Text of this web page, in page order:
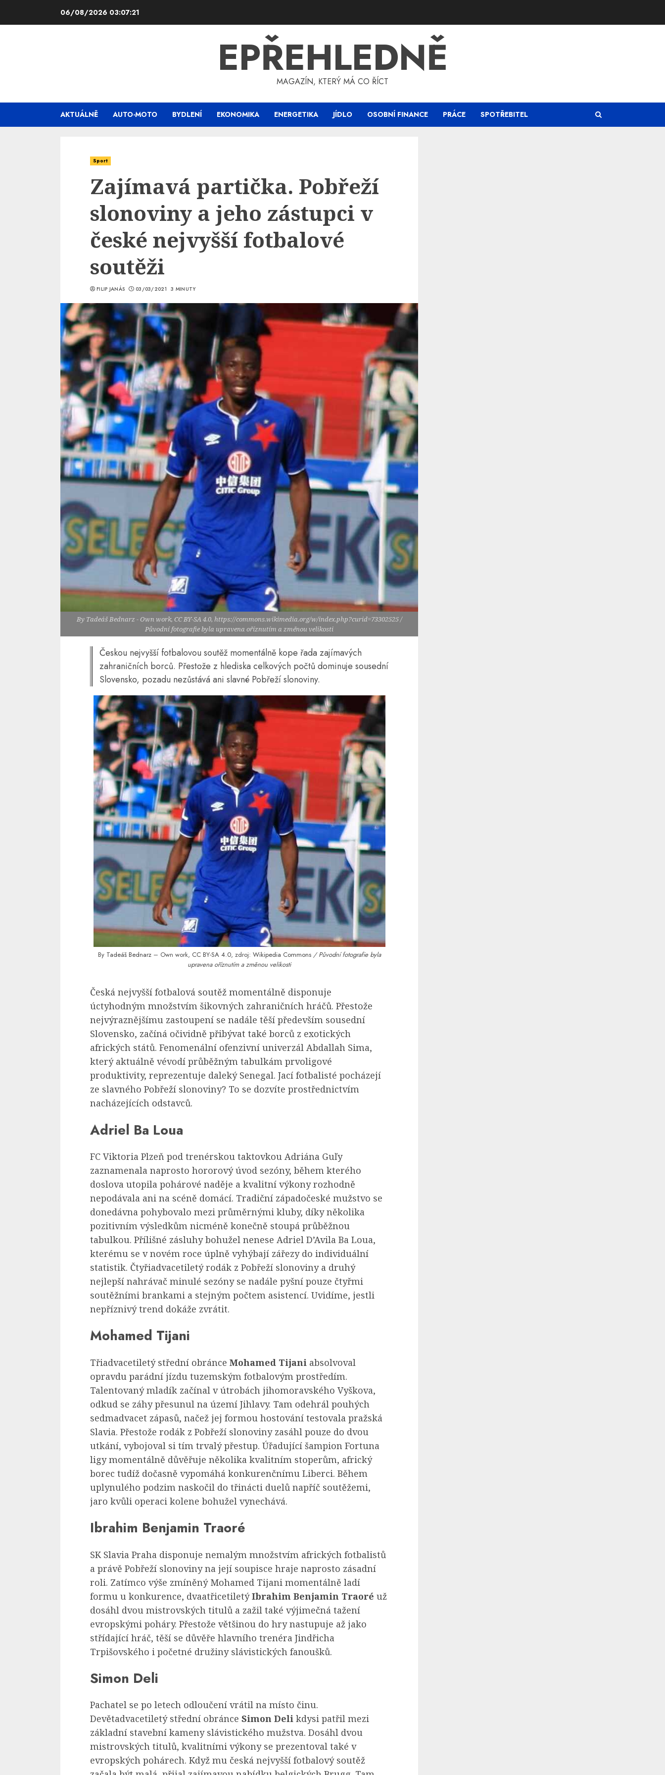
06/08/2026 03:07:22
EPŘEHLEDNĚ
MAGAZÍN, KTERÝ MÁ CO ŘÍCT
AKTUÁLNĚ AUTO-MOTO BYDLENÍ EKONOMIKA ENERGETIKA JÍDLO OSOBNÍ FINANCE PRÁCE SPOTŘEBITEL
Sport
Zajímavá partička. Pobřeží
slonoviny a jeho zástupci v
české nejvyšší fotbalové
soutěži
FILIP JANÁS 03/03/2021 3 MINUTY
By Tadeáš Bednarz - Own work, CC BY-SA 4.0, https://commons.wikimedia.org/w/index.php?curid=73302525 /
Původní fotografie byla upravena oříznutím a změnou velikosti
Českou nejvyšší fotbalovou soutěž momentálně kope řada zajímavých
zahraničních borců. Přestože z hlediska celkových počtů dominuje sousední
Slovensko, pozadu nezůstává ani slavné Pobřeží slonoviny.
By Tadeáš Bednarz– Own work, CC BY-SA 4.0, zdroj: Wikipedia Commons / Původní fotografie byla
upravena oříznutím a změnou velikosti
Česká nejvyšší fotbalová soutěž momentálně disponuje
úctyhodným množstvím šikovných zahraničních hráčů. Přestože
nejvýraznějšímu zastoupení se nadále těší především sousední
Slovensko, začíná očividně přibývat také borců z exotických
afrických států. Fenomenální ofenzivní univerzál Abdallah Sima,
který aktuálně vévodí průběžným tabulkám prvoligové
produktivity, reprezentuje daleký Senegal. Jací fotbalisté pocházejí
ze slavného Pobřeží slonoviny? To se dozvíte prostřednictvím
nacházejících odstavců.
Adriel Ba Loua
FC Viktoria Plzeň pod trenérskou taktovkou Adriána Guľy
zaznamenala naprosto hororový úvod sezóny, během kterého
doslova utopila pohárové naděje a kvalitní výkony rozhodně
nepodávala ani na scéně domácí. Tradiční západočeské mužstvo se
donedávna pohybovalo mezi průměrnými kluby, díky několika
pozitivním výsledkům nicméně konečně stoupá průběžnou
tabulkou. Přílišné zásluhy bohužel nenese Adriel D’Avila Ba Loua,
kterému se v novém roce úplně vyhýbají zářezy do individuální
statistik. Čtyřiadvacetiletý rodák z Pobřeží slonoviny a druhý
nejlepší nahrávač minulé sezóny se nadále pyšní pouze čtyřmi
soutěžními brankami a stejným počtem asistencí. Uvidíme, jestli
nepříznivý trend dokáže zvrátit.
Mohamed Tijani
Třiadvacetiletý střední obránce Mohamed Tijani absolvoval
opravdu parádní jízdu tuzemským fotbalovým prostředím.
Talentovaný mladík začínal v útrobách jihomoravského Vyškova,
odkud se záhy přesunul na území Jihlavy. Tam odehrál pouhých
sedmadvacet zápasů, načež jej formou hostování testovala pražská
Slavia. Přestože rodák z Pobřeží slonoviny zasáhl pouze do dvou
utkání, vybojoval si tím trvalý přestup. Úřadující šampion Fortuna
ligy momentálně důvěřuje několika kvalitním stoperům, africký
borec tudíž dočasně vypomáhá konkurenčnímu Liberci. Během
uplynulého podzim naskočil do třinácti duelů napříč soutěžemi,
jaro kvůli operaci kolene bohužel vynechává.
Ibrahim Benjamin Traoré
SK Slavia Praha disponuje nemalým množstvím afrických fotbalistů
a právě Pobřeží slonoviny na její soupisce hraje naprosto zásadní
roli. Zatímco výše zmíněný Mohamed Tijani momentálně ladí
formu u konkurence, dvaatřicetiletýIbrahim Benjamin Traoré už
dosáhl dvou mistrovských titulů a zažil také výjimečná tažení
evropskými poháry. Přestože většinou do hry nastupuje až jako
střídající hráč, těší se důvěře hlavního trenéra Jindřicha
Trpišovského i početné družiny slávistických fanoušků.
Simon Deli
Pachatel se po letech odloučení vrátil na místo činu.
Devětadvacetiletý střední obránce Simon Deli kdysi patřil mezi
základní stavební kameny slávistického mužstva. Dosáhl dvou
mistrovských titulů, kvalitními výkony se prezentoval také v
evropských pohárech. Když mu česká nejvyšší fotbalový soutěž